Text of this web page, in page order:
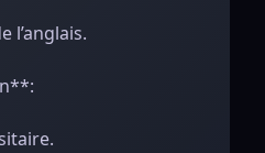
l’anglais.